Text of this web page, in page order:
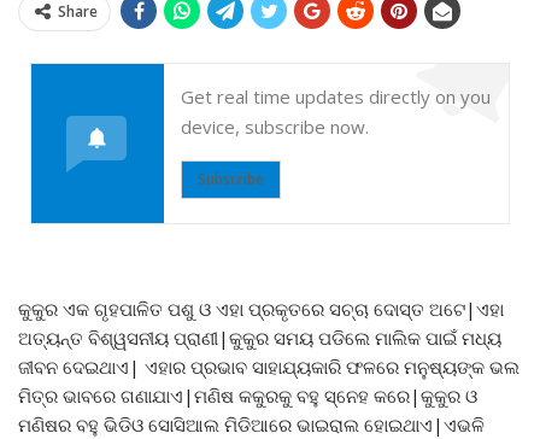
Share
Get real time updates directly on you
device, subscribe now.
Subscribe
କୁକୁର ଏକ ଗୃହପାଳିତ ପଶୁ ଓ ଏହା ପ୍ରକୃତରେ ସଚ୍ଚା ଦୋସ୍ତ ଅଟେ|ଏହା
ଅତ୍ୟନ୍ତ ବିଶ୍ୱସନୀୟ ପ୍ରାଣୀ|କୁକୁର ସମୟ ପଡିଲେ ମାଲିକ ପାଇଁ ମଧ୍ୟ
ଜୀବନ ଦେଇଥାଏ| ଏହାର ପ୍ରଭାବ ସାହାଯ୍ୟକାରି ଫଳରେ ମନୁଷ୍ୟଙ୍କ ଭଲ
ମିତ୍ର ଭାବରେ ଗଣାଯାଏ|ମଣିଷ କକୁରକୁ ବହୁ ସ୍ନେହ କରେ|କୁକୁର ଓ
ମଣିଷର ବହୁ ଭିଡିଓ ସୋସିଆଲ ମିଡିଆରେ ଭାଇରାଲ ହୋଇଥାଏ|ଏଭଳି